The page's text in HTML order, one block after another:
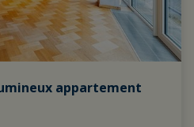
appartement